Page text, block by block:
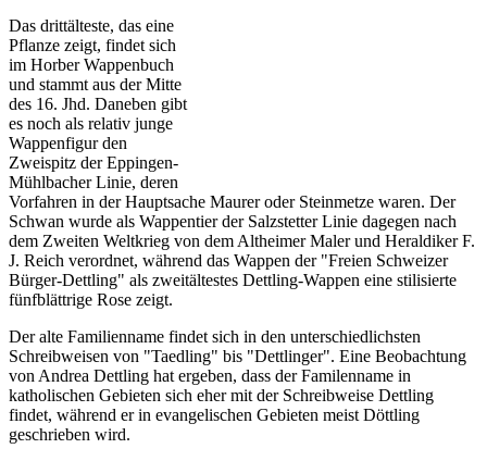
Das drittälteste, das eine
Pflanze zeigt, findet sich
im Horber Wappenbuch
und stammt aus der Mitte
des 16. Jhd. Daneben gibt
es noch als relativ junge
Wappenfigur den
Zweispitz der Eppingen-
Mühlbacher Linie, deren
Vorfahren in der Hauptsache Maurer oder Steinmetze waren. Der
Schwan wurde als Wappentier der Salzstetter Linie dagegen nach
dem Zweiten Weltkrieg von dem Altheimer Maler und Heraldiker F.
J. Reich verordnet, während das Wappen der "Freien Schweizer
Bürger-Dettling" als zweitältestes Dettling-Wappen eine stilisierte
fünfblättrige Rose zeigt.
Der alte Familienname findet sich in den unterschiedlichsten
Schreibweisen von "Taedling" bis "Dettlinger". Eine Beobachtung
von Andrea Dettling hat ergeben, dass der Familenname in
katholischen Gebieten sich eher mit der Schreibweise Dettling
findet, während er in evangelischen Gebieten meist Döttling
geschrieben wird.